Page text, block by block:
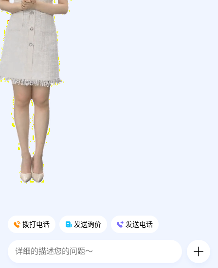
拨打电话 发送询价 发送电话